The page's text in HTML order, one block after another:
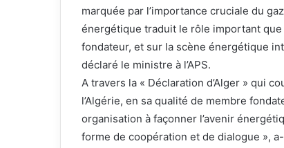
marquée par l’importance cruciale du
énergétique traduit le rôle important que
fondateur, et sur la scène énergétique
déclaré le ministre à l’APS.
A travers la « Déclaration d’Alger » qui
l’Algérie, en sa qualité de membre
organisation à façonner l’avenir
forme de coopération et de dialogue »,